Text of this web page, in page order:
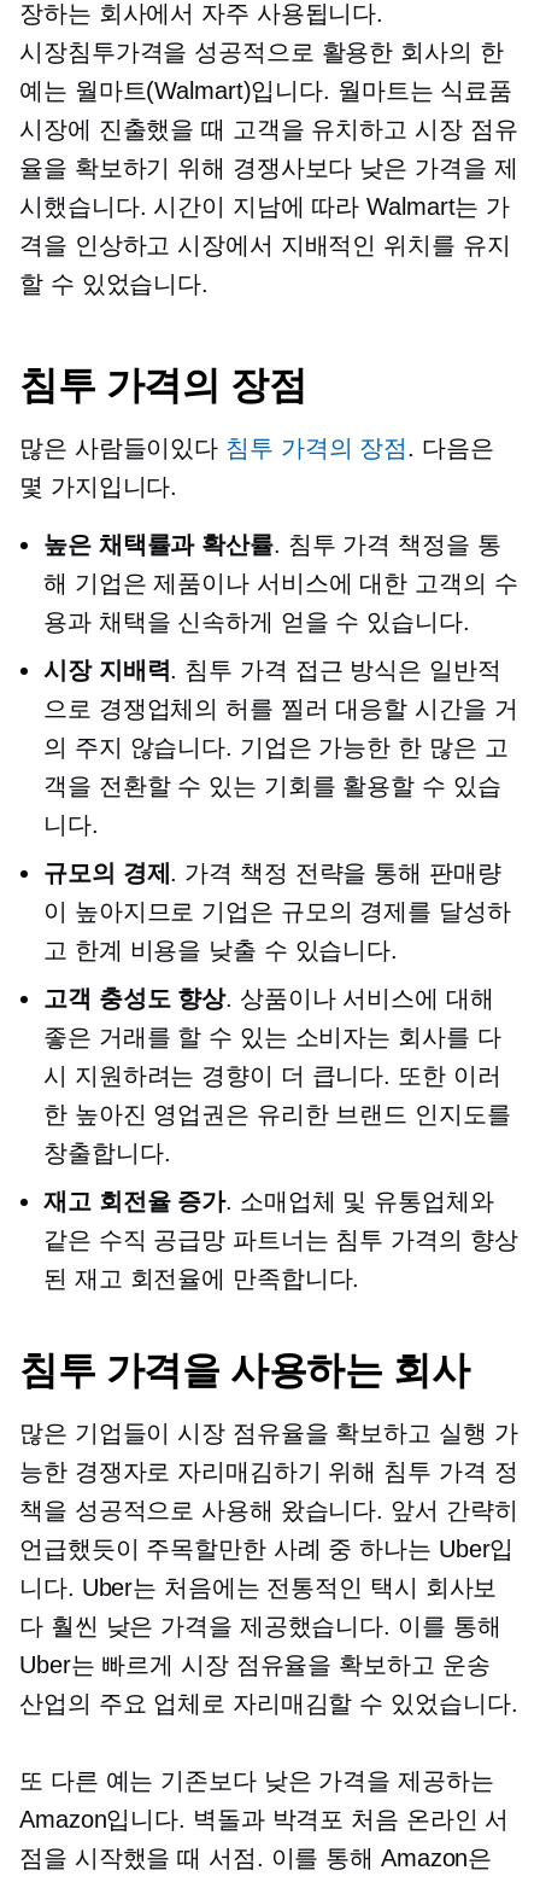
장하는 회사에서 자주 사용됩니다.
시장침투가격을 성공적으로 활용한 회사의 한
예는 월마트(Walmart)입니다. 월마트는 식료품
시장에 진출했을 때 고객을 유치하고 시장 점유
율을 확보하기 위해 경쟁사보다 낮은 가격을 제
시했습니다. 시간이 지남에 따라 Walmart는 가
격을 인상하고 시장에서 지배적인 위치를 유지
할 수 있었습니다.
침투 가격의 장점
많은 사람들이있다 침투 가격의 장점. 다음은
몇 가지입니다.
높은 채택률과 확산률. 침투 가격 책정을 통
해 기업은 제품이나 서비스에 대한 고객의 수
용과 채택을 신속하게 얻을 수 있습니다.
시장 지배력. 침투 가격 접근 방식은 일반적
으로 경쟁업체의 허를 찔러 대응할 시간을 거
의 주지 않습니다. 기업은 가능한 한 많은 고
객을 전환할 수 있는 기회를 활용할 수 있습
니다.
규모의 경제 . 가격 책정 전략을 통해 판매량
이 높아지므로 기업은 규모의 경제를 달성하
고 한계 비용을 낮출 수 있습니다.
고객 충성도 향상. 상품이나 서비스에 대해
좋은 거래를 할 수 있는 소비자는 회사를 다
시 지원하려는 경향이 더 큽니다. 또한 이러
한 높아진 영업권은 유리한 브랜드 인지도를
창출합니다.
재고 회전율 증가. 소매업체 및 유통업체와
같은 수직 공급망 파트너는 침투 가격의 향상
된 재고 회전율에 만족합니다.
침투 가격을 사용하는 회사
많은 기업들이 시장 점유율을 확보하고 실행 가
능한 경쟁자로 자리매김하기 위해 침투 가격 정
책을 성공적으로 사용해 왔습니다. 앞서 간략히
언급했듯이 주목할만한 사례 중 하나는 Uber입
니다. Uber는 처음에는 전통적인 택시 회사보
다 훨씬 낮은 가격을 제공했습니다. 이를 통해
Uber는 빠르게 시장 점유율을 확보하고 운송
산업의 주요 업체로 자리매김할 수 있었습니다.
또 다른 예는 기존보다 낮은 가격을 제공하는
Amazon입니다. 벽돌과 박격포 처음 온라인 서
점을 시작했을 때 서점. 이를 통해 Amazon은